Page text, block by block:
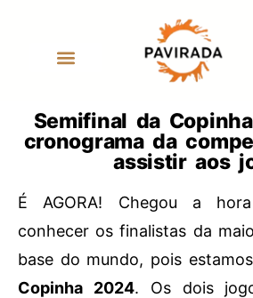
Semifinal da
cronograma da
assistir aos
É AGORA! Chegou a
conhecer os finalistas da
base do mundo, pois
Copinha 2024. Os dois